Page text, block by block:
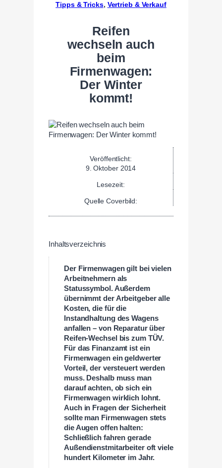
Tipps & Tricks, Vertrieb & Verkauf
Reifen
wechseln auch
beim
Firmenwagen:
Der Winter
kommt!
Veröffentlicht:
9. Oktober 2014
Lesezeit:
Quelle Coverbild:
Inhaltsverzeichnis
Der Firmenwagen gilt bei vielen
Arbeitnehmern als
Statussymbol. Außerdem
übernimmt der Arbeitgeber alle
Kosten, die für die
Instandhaltung des Wagens
anfallen – von Reparatur über
Reifen-Wechsel bis zum TÜV.
Für das Finanzamt ist ein
Firmenwagen ein geldwerter
Vorteil, der versteuert werden
muss. Deshalb muss man
darauf achten, ob sich ein
Firmenwagen wirklich lohnt.
Auch in Fragen der Sicherheit
sollte man Firmenwagen stets
die Augen offen halten:
Schließlich fahren gerade
Außendienstmitarbeiter oft viele
hundert Kilometer im Jahr.